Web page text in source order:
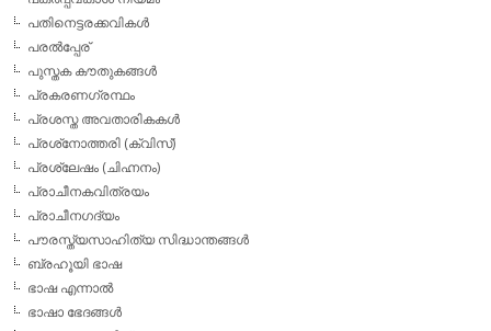
പതിനെട്ടരക്കവികള്‍
പരല്‍പ്പേര്
പുസ്തക കൗതുകങ്ങള്‍
പ്രകരണഗ്രന്ഥം
പ്രശസ്ത അവതാരികകള്‍
പ്രശ്‌നോത്തരി (ക്വിസ്)
പ്രശ്ലേഷം (ചിഹ്നനം)
പ്രാചീനകവിത്രയം
പ്രാചീനഗദ്യം
പൗരസ്ത്യസാഹിത്യ സിദ്ധാന്തങ്ങള്‍
ബ്രഹൂയി ഭാഷ
ഭാഷ എന്നാല്‍
ഭാഷാ ഭേദങ്ങള്‍